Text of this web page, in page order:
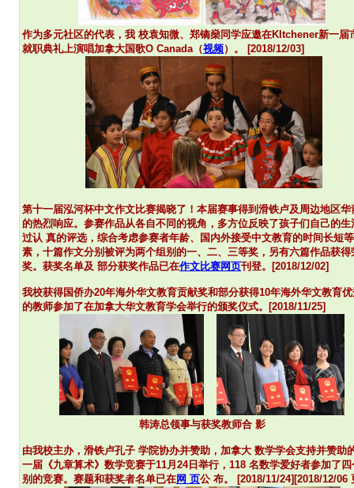
作为多元社区的代表，我 校袁知微、郑镝燊同学应邀在KItchener新一届
就职典礼上演唱加拿大国歌O Canada（视频）。 [2018/12/03]
第十一届泓河杯中文作文比赛揭晓了！本届赛事得到滑铁卢及周边地区华
的热烈响应。参赛作品从各自不同的视角，多方位反映了孩子们自己的生
过认 真的评选，综合考虑参赛者年龄、国内外接受中文教育的时间长短
素，十篇作文分别被评为两个组别的一、二、三等奖，另有六篇作品获得
奖。获奖名单及 部分获奖作品已在作文比赛网页刊登。[2018/12/02]
我校获得国侨办20年海外华文教育贡献奖和部分获得10年海外华文教育
的教师参加了在加拿大华文教育学会举行的颁奖仪式。[2018/11/25]
韩涛总领事与获奖教师合 影
由我校主办，滑铁卢孔子 学院协办并赞助，加拿大 数学学会支持并赞助
一届《九章算术》数学竞赛于11月24日举行，118 名数学爱好者参加了四
别的竞赛。赛题和获奖者名单已在网 页公 布。 [2018/11/24][2018/12/06